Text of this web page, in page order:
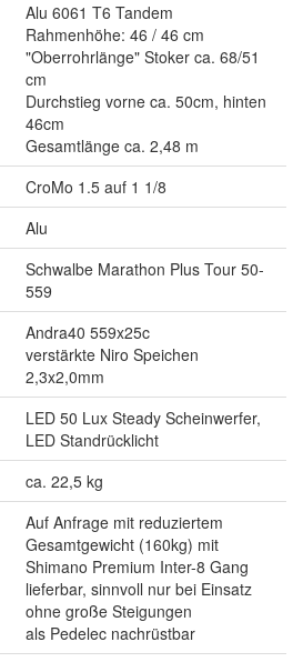
Alu 6061 T6 Tandem
Rahmenhöhe: 46 / 46 cm
"Oberrohrlänge" Stoker ca. 68/51
cm
Durchstieg vorne ca. 50cm, hinten
46cm
Gesamtlänge ca. 2,48 m
CroMo 1.5 auf 1 1/8
Alu
Schwalbe Marathon Plus Tour 50-
559
Andra40 559x25c
verstärkte Niro Speichen
2,3x2,0mm
LED 50 Lux Steady Scheinwerfer,
LED Standrücklicht
ca. 22,5 kg
Auf Anfrage mit reduziertem
Gesamtgewicht (160kg) mit
Shimano Premium Inter-8 Gang
lieferbar, sinnvoll nur bei Einsatz
ohne große Steigungen
als Pedelec nachrüstbar